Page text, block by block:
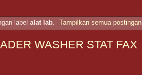
label alat lab. Tampilkan semua postingan
WASHER STAT FAX